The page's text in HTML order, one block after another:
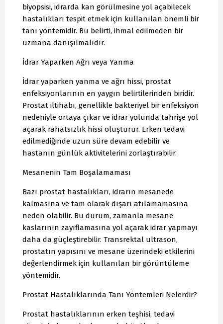
biyopsisi, idrarda kan görülmesine yol açabilecek
hastalıkları tespit etmek için kullanılan önemli bir
tanı yöntemidir. Bu belirti, ihmal edilmeden bir
uzmana danışılmalıdır.
İdrar Yaparken Ağrı veya Yanma
İdrar yaparken yanma ve ağrı hissi, prostat
enfeksiyonlarının en yaygın belirtilerinden biridir.
Prostat iltihabı, genellikle bakteriyel bir enfeksiyon
nedeniyle ortaya çıkar ve idrar yolunda tahrişe yol
açarak rahatsızlık hissi oluşturur. Erken tedavi
edilmediğinde uzun süre devam edebilir ve
hastanın günlük aktivitelerini zorlaştırabilir.
Mesanenin Tam Boşalamaması
Bazı prostat hastalıkları, idrarın mesanede
kalmasına ve tam olarak dışarı atılamamasına
neden olabilir. Bu durum, zamanla mesane
kaslarının zayıflamasına yol açarak idrar yapmayı
daha da güçleştirebilir. Transrektal ultrason,
prostatın yapısını ve mesane üzerindeki etkilerini
değerlendirmek için kullanılan bir görüntüleme
yöntemidir.
Prostat Hastalıklarında Tanı Yöntemleri Nelerdir?
Prostat hastalıklarının erken teşhisi, tedavi